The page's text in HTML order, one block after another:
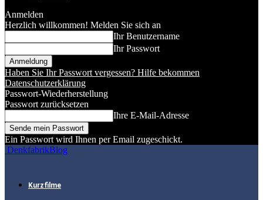
Anmelden
Herzlich willkommen! Melden Sie sich an
Ihr Benutzername
Ihr Passwort
Haben Sie Ihr Passwort vergessen? Hilfe bekommen
Datenschutzerklärung
Passwort-Wiederherstellung
Passwort zurücksetzen
Ihre E-Mail-Adresse
Ein Passwort wird Ihnen per Email zugeschickt.
DenkfabrikBlog
Kurzfilme